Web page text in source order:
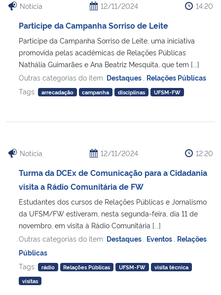
Notícia 12/11/2024 14:20
Participe da Campanha Sorriso de Leite
Participe da Campanha Sorriso de Leite, uma iniciativa
promovida pelas acadêmicas de Relações Públicas
Nathália Guimarães e Ana Beatriz Mesquita, que tem [...]
Outras categorias do item: Destaques Relações Públicas
Tags:
arrecadação campanha disciplinas UFSM-FW
Notícia 12/11/2024 12:20
Turma da DCEx de Comunicação para a Cidadania
visita a Rádio Comunitária de FW
Estudantes dos cursos de Relações Públicas e Jornalismo
da UFSM/FW estiveram, nesta segunda-feira, dia 11 de
novembro, em visita à Rádio Comunitária [...]
Outras categorias do item: Destaques Eventos Relações
Públicas
Tags:
rádio Relações Públicas UFSM-FW
visita técnica
visitas